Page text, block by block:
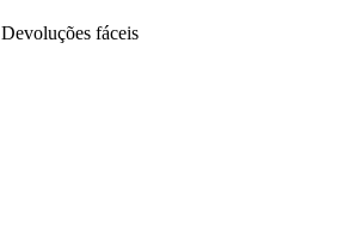
Devoluções fáceis